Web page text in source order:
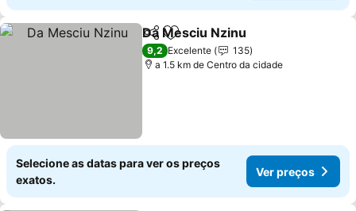
PartilharAdicionar aos favoritos
Da Mesciu Nzinu
9,2 Excelente
135
a 1.5 km de Centro da cidade
Selecione as datas para ver os preços
exatos.
Ver preços